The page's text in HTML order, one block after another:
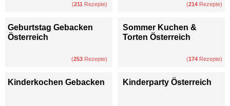
(211 Rezepte) (214 Rezepte)
Geburtstag Gebacken
Österreich
(253 Rezepte)
Sommer Kuchen &
Torten Österreich
(174 Rezepte)
Kinderkochen Gebacken Kinderparty Österreich